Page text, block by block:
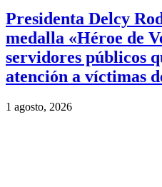
Presidenta Delcy
medalla «Héroe de
servidores públicos
atención a víctimas
1 agosto, 2026